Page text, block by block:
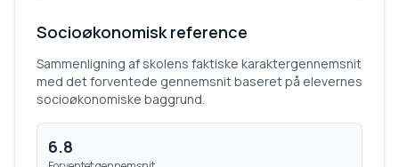
Socioøkonomisk reference
Sammenligning af skolens faktiske karaktergennemsnit
med det forventede gennemsnit baseret på elevernes
socioøkonomiske baggrund.
6.8